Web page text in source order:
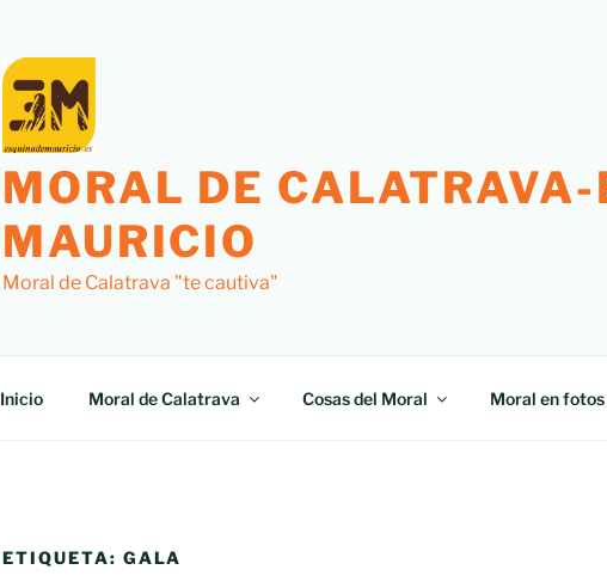
MORAL DE
MAURICIO
Moral de Calatrava "te cautiva"
Inicio Moral de Calatrava Cosas del Moral Moral en fotos
ETIQUETA: GALA